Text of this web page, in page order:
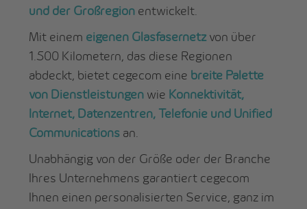
und der Großregion entwickelt.
Mit einem eigenen Glasfasernetzvon über
1.500 Kilometern, das diese Regionen
abdeckt, bietet cegecom eine breite Palette
von Dienstleistungen wie Konnektivität,
Internet, Datenzentren, Telefonie und Unified
Communications an.
Unabhängig von der Größe oder der Branche
Ihres Unternehmens garantiert cegecom
Ihnen einen personalisierten Service, ganz im